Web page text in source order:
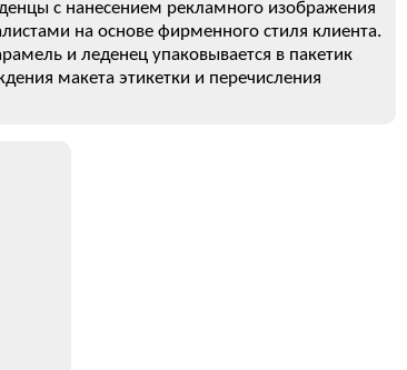
с нанесением рекламного изображения
на основе фирменного стиля клиента.
и леденец упаковывается в пакетик
макета этикетки и перечисления